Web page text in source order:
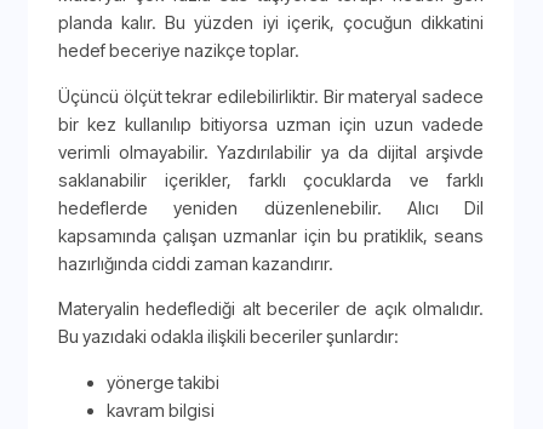
planda kalır. Bu yüzden iyi içerik, çocuğun dikkatini
hedef beceriye nazikçe toplar.
Üçüncü ölçüt tekrar edilebilirliktir. Bir materyal sadece
bir kez kullanılıp bitiyorsa uzman için uzun vadede
verimli olmayabilir. Yazdırılabilir ya da dijital arşivde
saklanabilir içerikler, farklı çocuklarda ve farklı
hedeflerde yeniden düzenlenebilir. Alıcı Dil
kapsamında çalışan uzmanlar için bu pratiklik, seans
hazırlığında ciddi zaman kazandırır.
Materyalin hedeflediği alt beceriler de açık olmalıdır.
Bu yazıdaki odakla ilişkili beceriler şunlardır:
yönerge takibi
kavram bilgisi